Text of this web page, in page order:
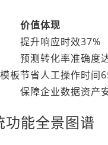
价值体现
提升响应时效37%
预测转化率准确度
板节省人工操作时间
保障企业数据资产
功能全景图谱